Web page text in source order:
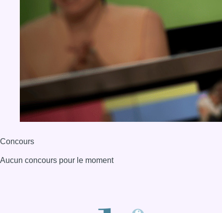
Concours
Aucun concours pour le moment